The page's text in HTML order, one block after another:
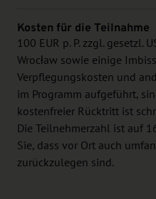
Kosten für die Teilnahme
100 EUR p. P. zzgl. gesetzl.
Wrocław sowie einige
Verpflegungskosten und
im Programm aufgeführt,
kostenfreier Rücktritt ist
Die Teilnehmerzahl ist auf
Sie, dass vor Ort auch
zurückzulegen sind.